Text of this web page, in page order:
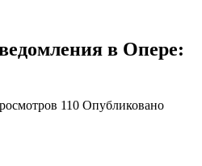
в Опере:
110 Опубликовано